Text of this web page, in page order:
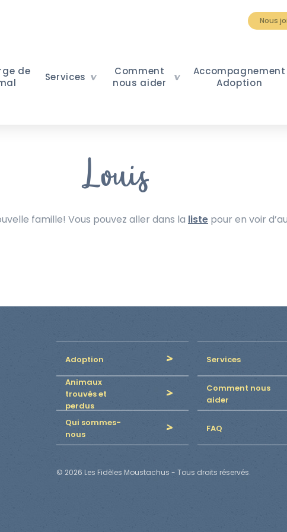
Nous
de
Services
Comment
nous aider
Accompagnement
Adoption
Louis
famille! Vous pouvez aller dans la liste pour en voir
Adoption Services
Animaux
trouvés et
perdus
Comment nous
aider
Qui sommes-
nous
FAQ
© 2026 Les Fidèles Moustachus - Tous droits réservés.